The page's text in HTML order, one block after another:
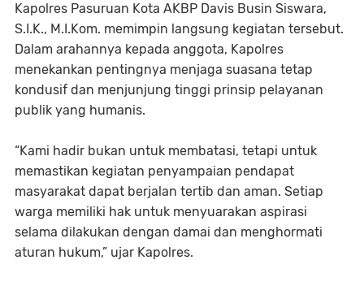
Kapolres Pasuruan Kota AKBP Davis Busin Siswara,
S.I.K., M.I.Kom. memimpin langsung kegiatan tersebut.
Dalam arahannya kepada anggota, Kapolres
menekankan pentingnya menjaga suasana tetap
kondusif dan menjunjung tinggi prinsip pelayanan
publik yang humanis.
“Kami hadir bukan untuk membatasi, tetapi untuk
memastikan kegiatan penyampaian pendapat
masyarakat dapat berjalan tertib dan aman. Setiap
warga memiliki hak untuk menyuarakan aspirasi
selama dilakukan dengan damai dan menghormati
aturan hukum,” ujar Kapolres.